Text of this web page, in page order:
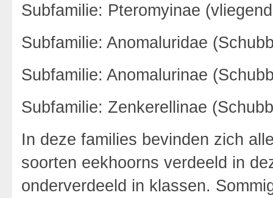
Subfamilie: Pteromyinae
Subfamilie: Anomaluridae
Subfamilie: Anomalurinae
Subfamilie: Zenkerellinae
In deze families bevinden zich
soorten eekhoorns verdeeld in
onderverdeeld in klassen.